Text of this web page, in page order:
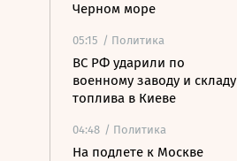
Черном море
05:15 / Политика
ВС РФ ударили по
военному заводу и складу
топлива в Киеве
04:48 / Политика
На подлете к Москве